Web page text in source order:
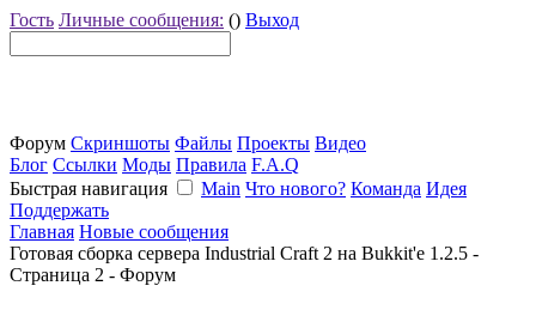
Гость Личные сообщения: () Выход
Форум Скриншоты Файлы Проекты Видео
Блог Ссылки Моды Правила F.A.Q
Быстрая навигация
Main Что нового? Команда Идея
Поддержать
Главная Новые сообщения
Готовая сборка сервера Industrial Craft 2 на Bukkit'е 1.2.5 -
Страница 2 - Форум